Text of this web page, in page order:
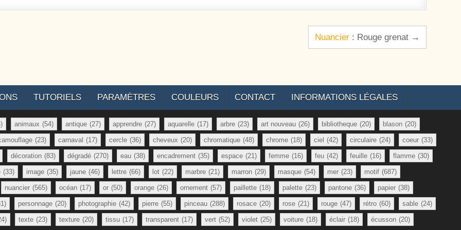
Nuancier: Rouge grenat →
TUTORIELS PARAMÈTRES COULEURS CONTACT INFORMATIONS LÉGALES
animaux (54) antique (27) apprendre (27) aquarelle (17) arbre (23) art nouveau (26) bibliotheque (20) blason (20)
(23) carnaval (17) cercle (36) cheveux (20) chromatique (48) chrome (18) ciel (42) circulaire (24) coeur (33)
décoration (83) dégradé (270) eau (38) encadrement (35) espace (21) femme (16) feu (42) feuille (16) flamme (30)
(33) image (35) jaune (46) lettre (66) lot (22) marbre (21) marron (29) masque (54) mer (23) motif (687)
nuancier (565) océan (17) or (50) orange (26) ornement (57) paillette (18) palette (23) pantone (36) papier (38)
personnage (20) photographie (42) pierre (55) pinceau (288) rosace (20) rose (21) rouge (47) rétro (60) sable (24)
texte (23) texture (20) tissu (17) transparent (17) vert (52) violet (25) voiture (18) éclair (18) écusson (20)